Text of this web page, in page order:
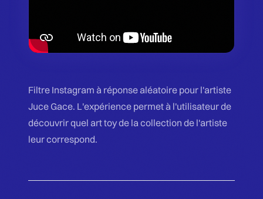
Filtre Instagram à réponse aléatoire pour l'artiste
Juce Gace. L'expérience permet à l'utilisateur de
découvrir quel art toy de la collection de l'artiste
leur correspond.